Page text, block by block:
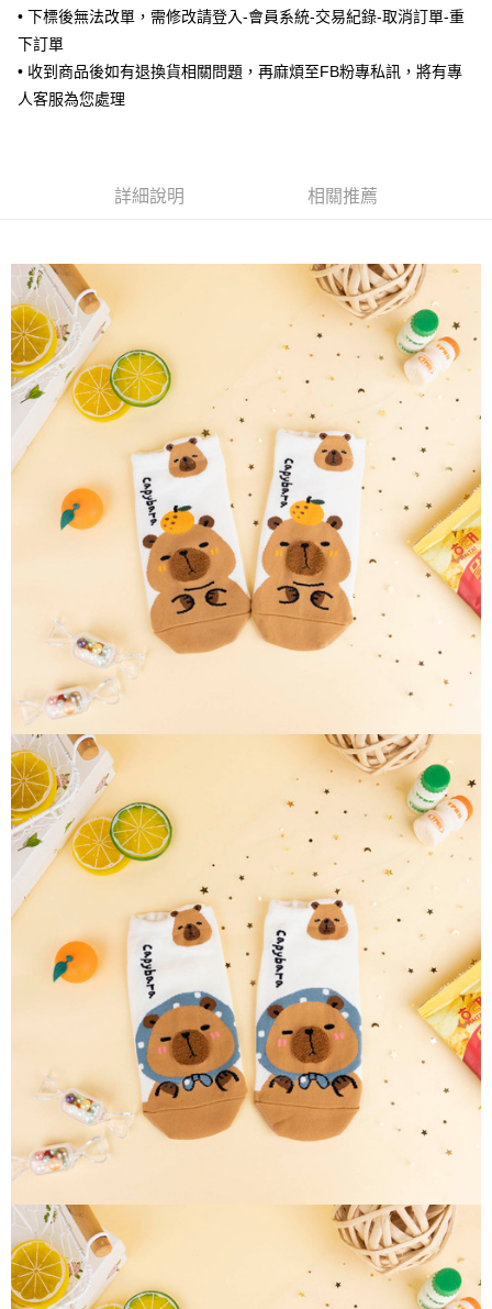
每筆NT$65，滿NT$688(含以上)免運費
付款後全家取貨
每筆NT$65，滿NT$688(含以上)免運費
付款後7-11取貨
宅配
每筆NT$80，滿NT$1,000(含以上)免運費
其他海外郵寄 查看運費
香港澳門地區 查看運費
• 下標後無法改單，需修改請登入-會員系統-交易紀錄-取消訂單-重
下訂單
• 收到商品後如有退換貨相關問題，再麻煩至FB粉專私訊，將有專
人客服為您處理
詳細說明 相關推薦